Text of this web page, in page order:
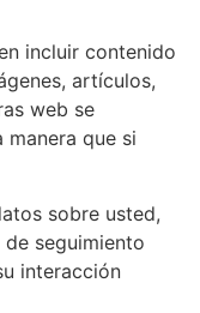
incluir contenido
artículos,
web se
que si
sobre usted,
seguimiento
interacción